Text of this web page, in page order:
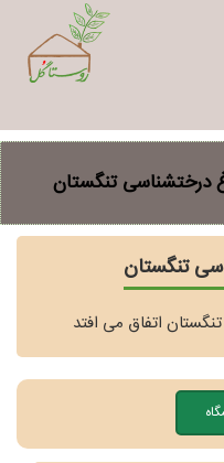
درختشناسی تنگستان
تنگستان
اتفاق می افتد